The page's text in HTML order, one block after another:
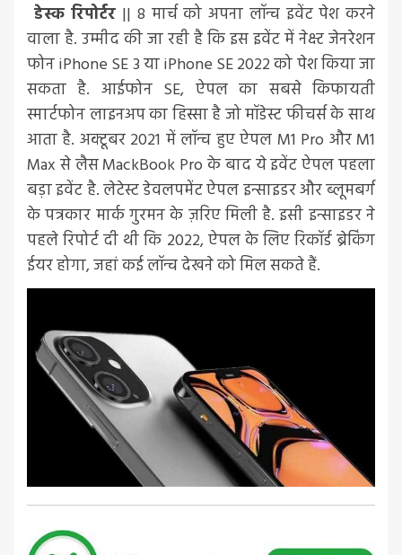
डेस्क रिपोर्टर || 8 मार्च को अपना लॉन्च इवेंट पेश करने
वाला है. उम्मीद की जा रही है कि इस इवेंट में नेक्स्ट जेनरेशन
फोन iPhone SE 3 या iPhone SE 2022 को पेश किया जा
सकता है. आईफोन SE, ऐपल का सबसे किफायती
स्मार्टफोन लाइनअप का हिस्सा है जो मॉडेस्ट फीचर्स के साथ
आता है. अक्टूबर 2021 में लॉन्च हुए ऐपल M1 Pro और M1
Max से लैस MackBook Pro के बाद ये इवेंट ऐपल पहला
बड़ा इवेंट है. लेटेस्ट डेवलपमेंट ऐपल इन्साइडर और ब्लूमबर्ग
के पत्रकार मार्क गुरमन के ज़रिए मिली है. इसी इन्साइडर ने
पहले रिपोर्ट दी थी कि 2022, ऐपल के लिए रिकॉर्ड ब्रेकिंग
ईयर होगा, जहां कई लॉन्च देखने को मिल सकते हैं.